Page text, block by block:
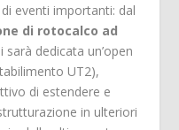
eventi importanti: dal
di rotocalco ad
sarà dedicata un’open
UT2),
di estendere e
in ulteriori